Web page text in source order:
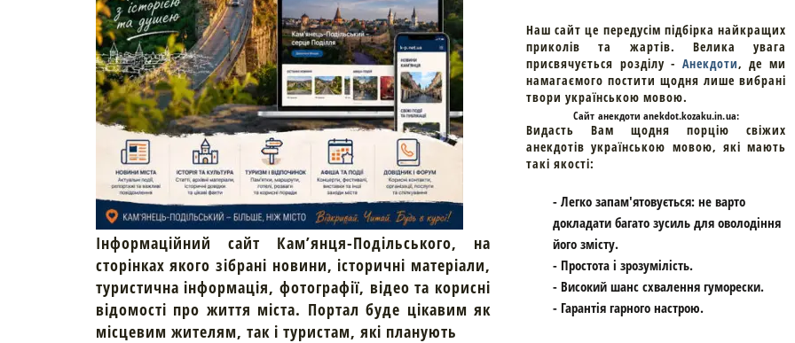
Інформаційний сайт Кам’янця-Подільського, на
сторінках якого зібрані новини, історичні матеріали,
туристична інформація, фотографії, відео та корисні
відомості про життя міста. Портал буде цікавим як
місцевим жителям, так і туристам, які планують
Наш сайт це передусім підбірка найкращих
приколів та жартів. Велика увага
присвячується розділу - Анекдоти, де ми
намагаємого постити щодня лише вибрані
твори українською мовою.
Cайт анекдоти anekdot.kozaku.in.ua:
Видасть Вам щодня порцію свіжих
анекдотів українською мовою, які мають
такі якості:
- Легко запам'ятовується: не варто
докладати багато зусиль для оволодіння
його змісту.
- Простота і зрозумілість.
- Високий шанс схвалення гуморески.
- Гарантія гарного настрою.